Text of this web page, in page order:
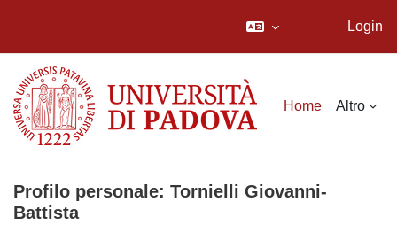
Login
Home Altro
Profilo personale: Tornielli Giovanni-
Battista